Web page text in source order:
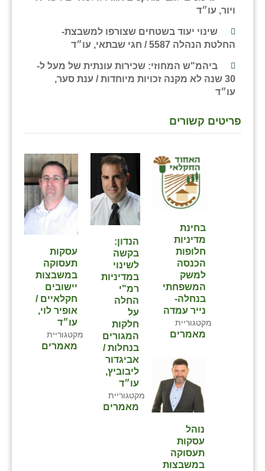
ויור, עו״ד
שינוי יעוד בשטחים שצורפו למשבצת-
החלטת הנהלה 5587 / חגי שבתאי, עו״ד
ביהמ"ש המחוזי: שכירות עונתית של מעל ל-
30 שנה לא מקנה זכויות מיוחדות / ענת סער,
עו״ד
פריטים קשורים
עסקות
תעסוקה
במשבצות
יישובים
חקלאיים /
אופיר לוי,
עו״ד
מקטגוריית
מאמרים
הנדון:
בקשה
לשינוי
במדיניות
רמ"י
החלה
על
חלקות
המגורים
בנחלות /
אביגדור
ליבוביץ,
עו״ד
מקטגוריית
מאמרים
בחינת
מדיניות
חלופות
הכנסה
למשק
המשפחתי
בנחלה-
נייר עמדה
מקטגוריית
מאמרים
נוהל
עסקות
תעסוקה
במשבצות